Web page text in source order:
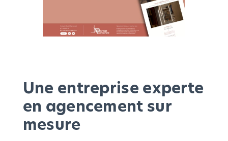
Une entreprise experte
en agencement sur
mesure